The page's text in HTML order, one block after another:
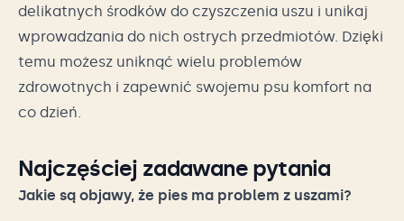
delikatnych środków do czyszczenia uszu i unikaj
wprowadzania do nich ostrych przedmiotów. Dzięki
temu możesz uniknąć wielu problemów
zdrowotnych i zapewnić swojemu psu komfort na
co dzień.
Najczęściej zadawane pytania
Jakie są objawy, że pies ma problem z uszami?